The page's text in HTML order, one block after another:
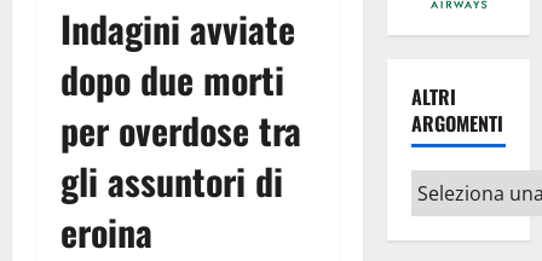
Indagini avviate
dopo due morti
per overdose tra
gli assuntori di
eroina
ALTRI
ARGOMENTI
Altri
argomenti